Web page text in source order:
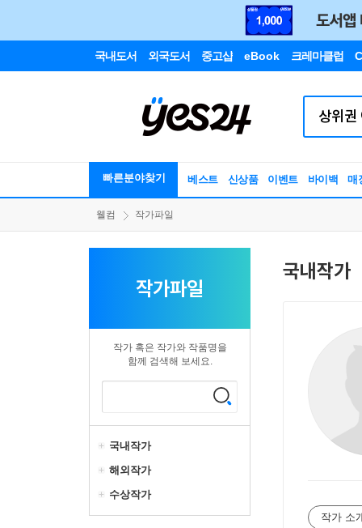
국내도서 외국도서 중고샵 eBook 크레마클럽
빠른분야찾기 베스트 신상품 이벤트 바이백 매
웰컴 작가파일
작가파일
작가 혹은 작가와 작품명을
함께 검색해 보세요.
국내작가
해외작가
수상작가
국내작가
작가 소